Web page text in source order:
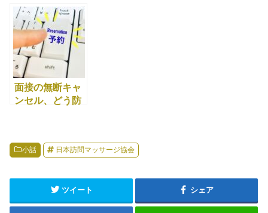
生基準
面接の無断キャ
ンセル、どう防
小話 日本訪問マッサージ協会
ツイート シェア